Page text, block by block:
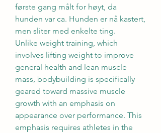
første gang målt for høyt, da
hunden var ca. Hunden er nå kastert,
men sliter med enkelte ting.
Unlike weight training, which
involves lifting weight to improve
general health and lean muscle
mass, bodybuilding is specifically
geared toward massive muscle
growth with an emphasis on
appearance over performance. This
emphasis requires athletes in the